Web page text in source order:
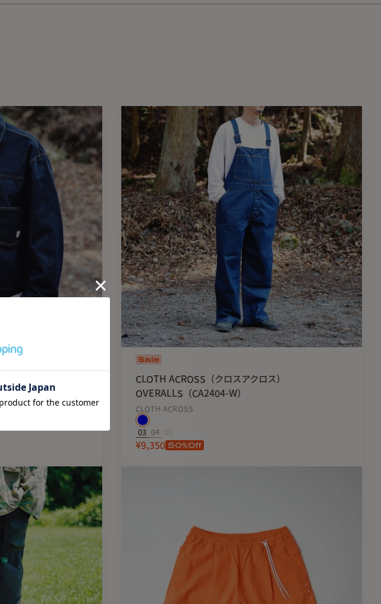
裾巾 19.5m 20.3cm 21.1cm
股上 33cm 33.5cm 34cm
股下 68cm 70cm 70cm
帯巾 4cm 4cm 4cm
サイズガイドはこちら
MODEL(身長176cm)着用サイズ
NAVY：05
LIGHT BLUE：04
Sale
CLOTH ACROSS（クロスアクロス）
OVERALLS（CA2404-W）
CLOTH ACROSS
03 04
¥9,350 50%Off